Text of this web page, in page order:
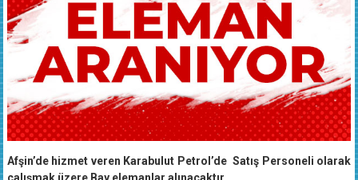
Afşin’de hizmet veren Karabulut Petrol’de Satış Personeli olarak
çalışmak üzere Bay elemanlar alınacaktır.